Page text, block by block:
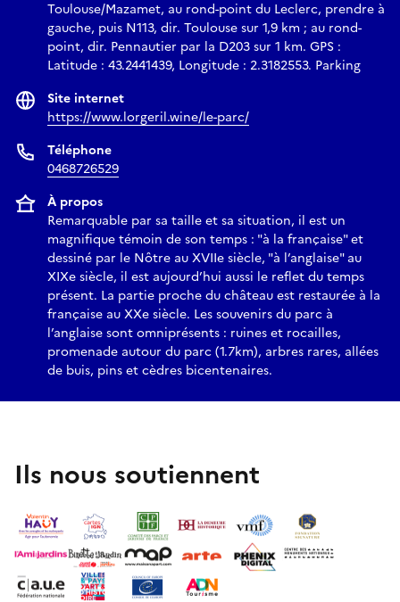
Toulouse/Mazamet, au rond-point du Leclerc, prendre à
gauche, puis N113, dir. Toulouse sur 1,9 km ; au rond-
point, dir. Pennautier par la D203 sur 1 km. GPS :
Latitude : 43.2441439, Longitude : 2.3182553. Parking
Site internet
https://www.lorgeril.wine/le-parc/
Téléphone
0468726529
À propos
Remarquable par sa taille et sa situation, il est un
magnifique témoin de son temps : "à la française" et
dessiné par le Nôtre au XVIIe siècle, "à l’anglaise" au
XIXe siècle, il est aujourd’hui aussi le reflet du temps
présent. La partie proche du château est restaurée à la
française au XXe siècle. Les souvenirs du parc à
l’anglaise sont omniprésents : ruines et rocailles,
promenade autour du parc (1.7km), arbres rares, allées
de buis, pins et cèdres bicentenaires.
Ils nous soutiennent